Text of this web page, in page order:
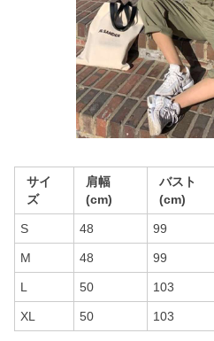
サイ
ズ
肩幅
(cm)
バスト
(cm)
S 48 99
M 48 99
L 50 103
XL 50 103